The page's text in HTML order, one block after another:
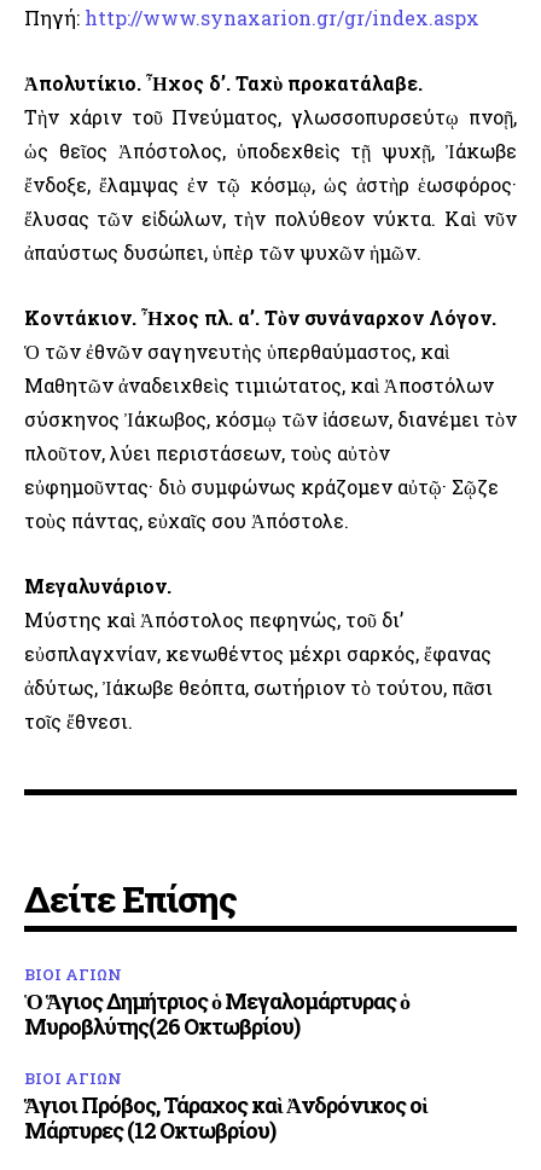
Πηγή: http://www.synaxarion.gr/gr/index.aspx
Ἀπολυτίκιο. Ἦχος δ’. Ταχὺ προκατάλαβε.
Τὴν χάριν τοῦ Πνεύματος, γλωσσοπυρσεύτῳ πνοῇ,
ὡς θεῖος Ἀπόστολος, ὑποδεχθεὶς τῇ ψυχῇ, Ἰάκωβε
ἔνδοξε, ἔλαμψας ἐν τῷ κόσμῳ, ὡς ἀστὴρ ἑωσφόρος·
ἔλυσας τῶν εἰδώλων, τὴν πολύθεον νύκτα. Καὶ νῦν
ἀπαύστως δυσώπει, ὑπὲρ τῶν ψυχῶν ἡμῶν.
Κοντάκιον. Ἦχος πλ. α’. Τὸν συνάναρχον Λόγον.
Ὁ τῶν ἐθνῶν σαγηνευτὴς ὑπερθαύμαστος, καὶ
Μαθητῶν ἀναδειχθεὶς τιμιώτατος, καὶ Ἀποστόλων
σύσκηνος Ἰάκωβος, κόσμῳ τῶν ἰάσεων, διανέμει τὸν
πλοῦτον, λύει περιστάσεων, τοὺς αὐτὸν
εὐφημοῦντας· διὸ συμφώνως κράζομεν αὐτῷ· Σῷζε
τοὺς πάντας, εὐχαῖς σου Ἀπόστολε.
Μεγαλυνάριον.
Μύστης καὶ Ἀπόστολος πεφηνώς, τοῦ δι’
εὐσπλαγχνίαν, κενωθέντος μέχρι σαρκός, ἔφανας
ἀδύτως, Ἰάκωβε θεόπτα, σωτήριον τὸ τούτου, πᾶσι
τοῖς ἔθνεσι.
Δείτε Επίσης
ΒΙΟΙ ΑΓΙΩΝ
Ὁ Ἅγιος Δημήτριος ὁ Μεγαλομάρτυρας ὁ
Μυροβλύτης(26 Οκτωβρίου)
ΒΙΟΙ ΑΓΙΩΝ
Ἅγιοι Πρόβος, Τάραχος καὶ Ἀνδρόνικος οἱ
Μάρτυρες (12 Οκτωβρίου)